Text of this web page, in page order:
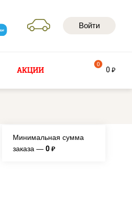
Войти
АКЦИИ 0 руб
0
Минимальная сумма
заказа — 0 руб.